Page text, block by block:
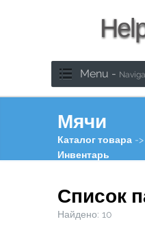
Menu -
Мячи
Каталог товара -
Инвентарь
Список
Найдено: 10